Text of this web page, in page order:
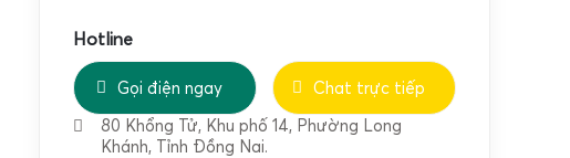
Hotline
Gọi điện ngay
Chat trực tiếp
80 Khổng Tử, Khu phố 14, Phường Long
Khánh, Tỉnh Đồng Nai.